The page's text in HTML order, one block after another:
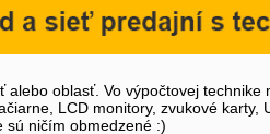
oblasť. Vo výpočtovej technike
LCD monitory, zvukové
sú ničím obmedzené :)